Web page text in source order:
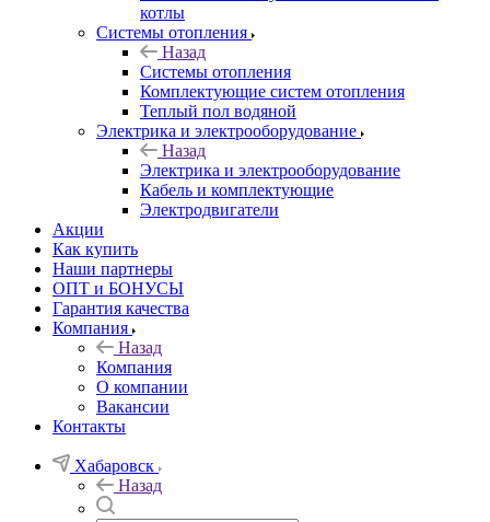
котлы
Системы отопления
Назад
Системы отопления
Комплектующие систем отопления
Теплый пол водяной
Электрика и электрооборудование
Назад
Электрика и электрооборудование
Кабель и комплектующие
Электродвигатели
Акции
Как купить
Наши партнеры
ОПТ и БОНУСЫ
Гарантия качества
Компания
Назад
Компания
О компании
Вакансии
Контакты
Хабаровск
Назад